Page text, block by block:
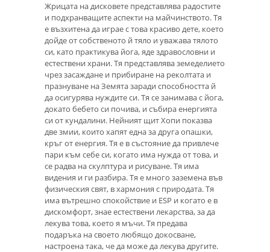
Жрицата на дисковете представлява радостите
и подхранващите аспекти на майчинството. Тя
е възхитена да играе с това красиво дете, което
дойде от собственото й тяло и уважава тялото
си, като практикува йога, яде здравословни и
естествени храни. Тя представлява земеделието
чрез засаждане и прибиране на реколтата и
празнуване на Земята заради способността й
да осигурява нуждите си. Тя се занимава с йога,
докато бебето си почива, и събира енергията
си от кундалини. Нейният щит Хопи показва
две змии, които хапят една за друга опашки,
кръг от енергия. Тя е в състояние да привлече
пари към себе си, когато има нужда от това, и
се радва на скулптура и рисуване. Тя има
видения и ги разбира. Тя е много заземена във
физическия свят, в хармония с природата. Тя
има вътрешно спокойствие и ESP и когато е в
дискомфорт, знае естествени лекарства, за да
лекува това, което я мъчи. Тя предава
подаръка на своето любящо докосване,
настроена така, че да може да лекува другите.